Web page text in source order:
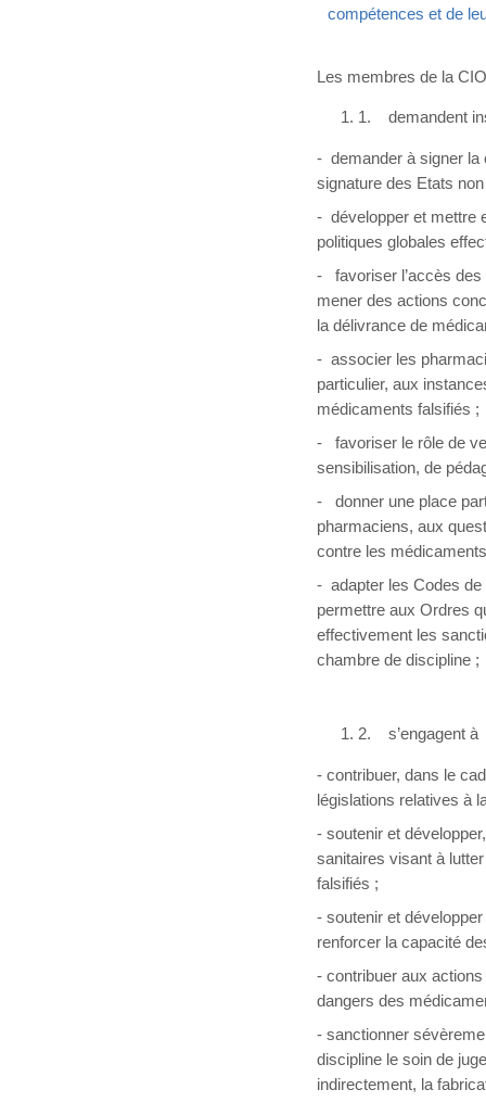
compétences et de
Les membres de la
1. demandent
- demander à signer la
signature des Etats
- développer et mettre
politiques globales
- favoriser l’accès des
mener des actions
la délivrance de
- associer les
particulier, aux
médicaments falsifiés ;
- favoriser le rôle de
sensibilisation, de
- donner une place
pharmaciens, aux
contre les
- adapter les Codes
permettre aux Ordres
effectivement les
chambre de discipline ;
2. s’engagent à
- contribuer, dans le
législations relatives à
- soutenir et
sanitaires visant à
falsifiés ;
- soutenir et
renforcer la capacité
- contribuer aux
dangers des
- sanctionner
discipline le soin de
indirectement, la